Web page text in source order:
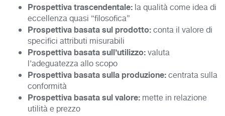
Prospettiva trascendentale: la qualità come idea di
eccellenza quasi “filosofica”
Prospettiva basata sul prodotto:conta il valore di
specifici attributi misurabili
Prospettiva basata sull’utilizzo:valuta
l’adeguatezza allo scopo
Prospettiva basata sulla produzione:centrata sulla
conformità
Prospettiva basata sul valore: mette in relazione
utilità e prezzo